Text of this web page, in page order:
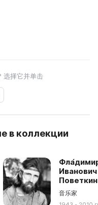
选择它并单击
в коллекции
Иванович
Поветкин
音乐家